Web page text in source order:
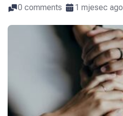
0 comments 1 mjesec ago